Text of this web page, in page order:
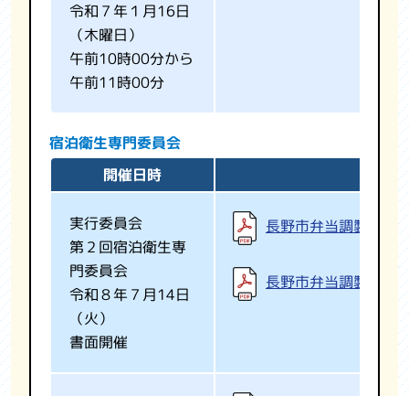
令和７年１月16日
（木曜日）
午前10時00分から
午前11時00分
宿泊衛生専門委員会
開催日時
実行委員会
第２回宿泊衛生専
門委員会
令和８年７月14日
（火）
書面開催
長野市弁当調製施設
長野市弁当調製施設